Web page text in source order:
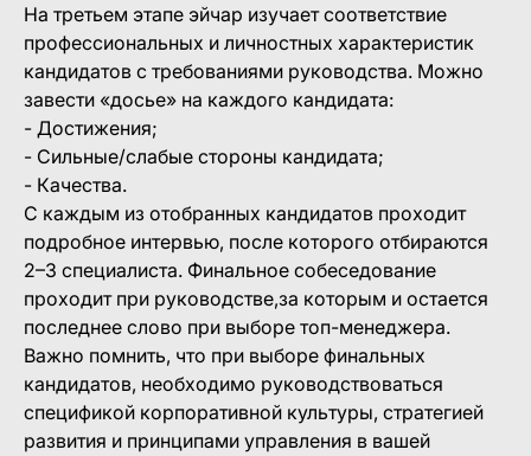
На третьем этапе эйчар изучает соответствие
профессиональных и личностных характеристик
кандидатов с требованиями руководства. Можно
завести «досье» на каждого кандидата:
- Достижения;
- Сильные/слабые стороны кандидата;
- Качества.
С каждым из отобранных кандидатов проходит
подробное интервью, после которого отбираются
2–3 специалиста. Финальное собеседование
проходит при руководстве,за которым и остается
последнее слово при выборе топ-менеджера.
Важно помнить, что при выборе финальных
кандидатов, необходимо руководствоваться
спецификой корпоративной культуры, стратегией
развития и принципами управления в вашей